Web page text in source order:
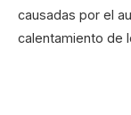
causadas por el
calentamiento de